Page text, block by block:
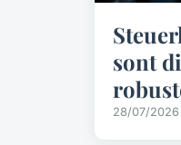
sont
28/07/2026